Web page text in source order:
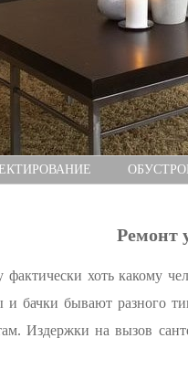
Ремонт
хоть какому
и бачки бывают разного
Издержки на вызов